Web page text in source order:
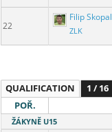
22
Filip Skopal
ZLK
QUALIFICATION 1 / 16
POŘ.
ŽÁKYNĚ U15